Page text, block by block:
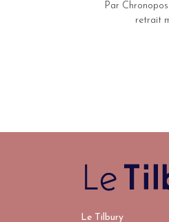
Par
retrait
Le Tilbury